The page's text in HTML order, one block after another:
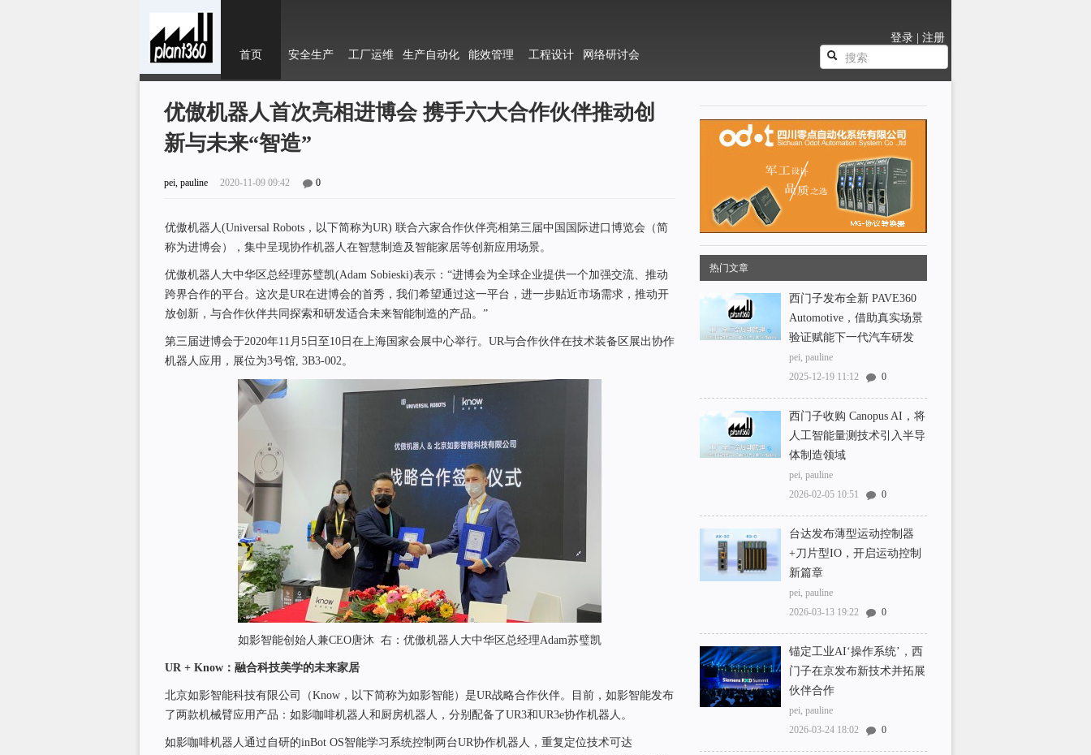
优傲机器人首次亮相进博会 携手六大合作伙伴推动创
新与未来“智造”
pei, pauline 2020-11-09 09:42 0
优傲机器人(Universal Robots，以下简称为UR) 联合六家合作伙伴亮相第三届中国国际进口博览会（简
称为进博会），集中呈现协作机器人在智慧制造及智能家居等创新应用场景。
优傲机器人大中华区总经理苏璧凯(Adam Sobieski)表示：“进博会为全球企业提供一个加强交流、推动
跨界合作的平台。这次是UR在进博会的首秀，我们希望通过这一平台，进一步贴近市场需求，推动开
放创新，与合作伙伴共同探索和研发适合未来智能制造的产品。”
第三届进博会于2020年11月5日至10日在上海国家会展中心举行。UR与合作伙伴在技术装备区展出协作
机器人应用，展位为3号馆, 3B3-002。
如影智能创始人兼CEO唐沐 右：优傲机器人大中华区总经理Adam苏璧凯
UR + Know ：融合科技美学的未来家居
北京如影智能科技有限公司（Know，以下简称为如影智能）是UR战略合作伙伴。目前，如影智能发布
了两款机械臂应用产品：如影咖啡机器人和厨房机器人，分别配备了UR3和UR3e协作机器人。
如影咖啡机器人通过自研的inBot OS智能学习系统控制两台UR协作机器人，重复定位技术可达
热门文章
西门子发布全新 PAVE360
Automotive，借助真实场景
验证赋能下一代汽车研发
pei, pauline
2025-12-19 11:12
0
西门子收购 Canopus AI，将
人工智能量测技术引入半导
体制造领域
pei, pauline
2026-02-05 10:51
0
台达发布薄型运动控制器
+刀片型IO，开启运动控制
新篇章
pei, pauline
2026-03-13 19:22
0
锚定工业AI‘操作系统’，西
门子在京发布新技术并拓展
伙伴合作
pei, pauline
2026-03-24 18:02
0
首页 安全生产 工厂运维 生产自动化 能效管理 工程设计 网络研讨会
登录 注册